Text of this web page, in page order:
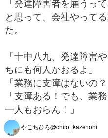
と思って、会社やって
た。
「十中八九、発達障害
ちにも何人かおるよ」
「業務に支障はないの？
「支障ある！でも、業
一人もおらん！」
やこちひろ@chiro_kazenohi